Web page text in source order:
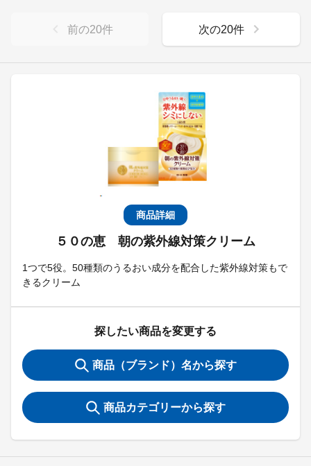
商品詳細
５０の恵 朝の紫外線対策クリーム
1つで5役。50種類のうるおい成分を配合した紫外線対策もで
きるクリーム
探したい商品を変更する
商品（ブランド）名から探す
商品カテゴリーから探す
前の20件 次の20件